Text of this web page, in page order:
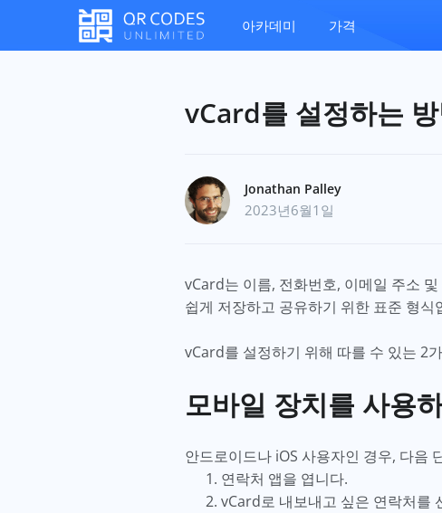
아카데미 가격
vCard를 설정하는
Jonathan Palley
2023년6월1일
vCard는 이름, 전화번호, 이메일 주소
쉽게 저장하고 공유하기 위한 표준 형
vCard를 설정하기 위해 따를 수 있는 2
모바일 장치를 사용
안드로이드나 iOS 사용자인 경우, 다음
연락처 앱을 엽니다.
vCard로 내보내고 싶은 연락처를